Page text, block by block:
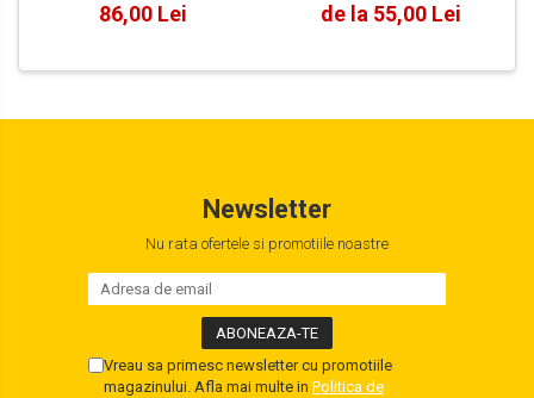
86,00 Lei de la 55,00 Lei
Newsletter
Nu rata ofertele si promotiile noastre
Vreau sa primesc newsletter cu promotiile
magazinului. Afla mai multe in Politica de